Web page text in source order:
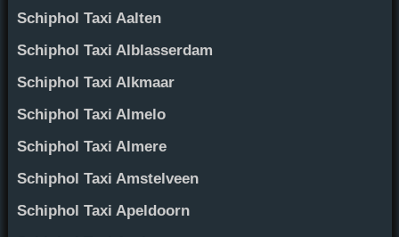
Schiphol Taxi Aalten
Schiphol Taxi Alblasserdam
Schiphol Taxi Alkmaar
Schiphol Taxi Almelo
Schiphol Taxi Almere
Schiphol Taxi Amstelveen
Schiphol Taxi Apeldoorn